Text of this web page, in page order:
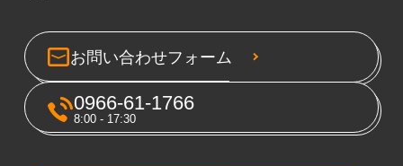
お問い合わせフォーム
0966-61-1766
8:00 - 17:30